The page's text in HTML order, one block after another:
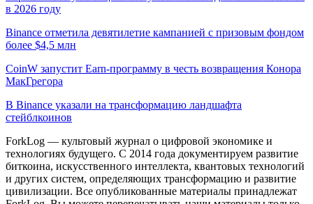
в 2026 году
Binance отметила девятилетие кампанией с призовым фондом
более $4,5 млн
CoinW запустит Earn-программу в честь возвращения Конора
МакГрегора
В Binance указали на трансформацию ландшафта
стейблкоинов
ForkLog — культовый журнал о цифровой экономике и
технологиях будущего. С 2014 года документируем развитие
биткоина, искусственного интеллекта, квантовых технологий
и других систем, определяющих трансформацию и развитие
цивилизации. Все опубликованные материалы принадлежат